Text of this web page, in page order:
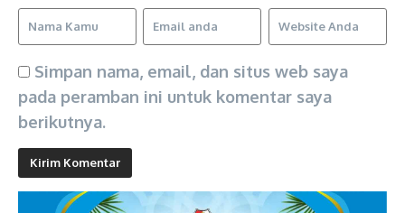
Simpan nama, email, dan situs web saya
pada peramban ini untuk komentar saya
berikutnya.